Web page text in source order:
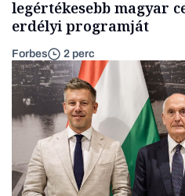
legértékesebb magyar
erdélyi programját
Forbes 2 perc